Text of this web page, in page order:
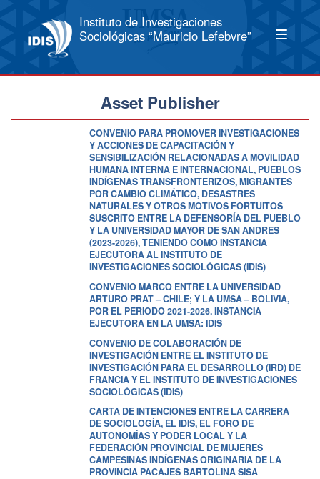
Instituto de Investigaciones
Sociológicas “Mauricio Lefebvre”
Asset Publisher
CONVENIO PARA PROMOVER INVESTIGACIONES
Y ACCIONES DE CAPACITACIÓN Y
SENSIBILIZACIÓN RELACIONADAS A MOVILIDAD
HUMANA INTERNA E INTERNACIONAL, PUEBLOS
INDÍGENAS TRANSFRONTERIZOS, MIGRANTES
POR CAMBIO CLIMÁTICO, DESASTRES
NATURALES Y OTROS MOTIVOS FORTUITOS
SUSCRITO ENTRE LA DEFENSORÍA DEL PUEBLO
Y LA UNIVERSIDAD MAYOR DE SAN ANDRES
(2023-2026), TENIENDO COMO INSTANCIA
EJECUTORA AL INSTITUTO DE
INVESTIGACIONES SOCIOLÓGICAS (IDIS)
CONVENIO MARCO ENTRE LA UNIVERSIDAD
ARTURO PRAT – CHILE; Y LA UMSA – BOLIVIA,
POR EL PERIODO 2021-2026. INSTANCIA
EJECUTORA EN LA UMSA: IDIS
CONVENIO DE COLABORACIÓN DE
INVESTIGACIÓN ENTRE EL INSTITUTO DE
INVESTIGACIÓN PARA EL DESARROLLO (IRD) DE
FRANCIA Y EL INSTITUTO DE INVESTIGACIONES
SOCIOLÓGICAS (IDIS)
CARTA DE INTENCIONES ENTRE LA CARRERA
DE SOCIOLOGÍA, EL IDIS, EL FORO DE
AUTONOMÍAS Y PODER LOCAL Y LA
FEDERACIÓN PROVINCIAL DE MUJERES
CAMPESINAS INDÍGENAS ORIGINARIA DE LA
PROVINCIA PACAJES BARTOLINA SISA